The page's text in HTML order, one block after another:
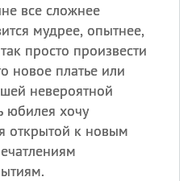
все сложнее
мудрее, опытнее,
просто произвести
новое платье или
невероятной
юбилея хочу
открытой к новым
покровителя всех
врачей и целителя
больных
День книголюбов (Book
празднуют именины